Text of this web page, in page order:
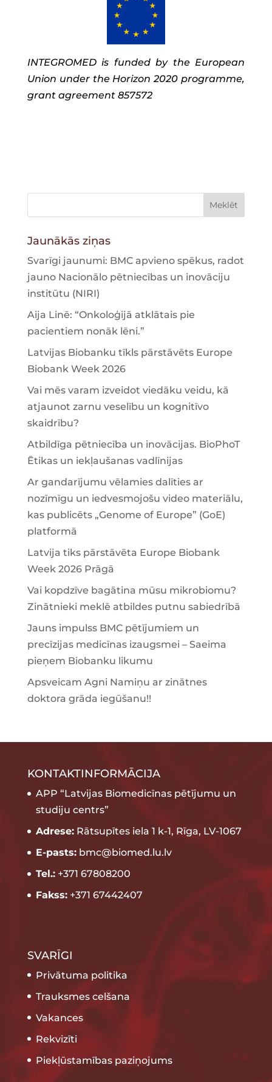
INTEGROMED is funded by the European
Union under the Horizon 2020 programme,
grant agreement 857572
Jaunākās ziņas
Svarīgi jaunumi: BMC apvieno spēkus, radot
jauno Nacionālo pētniecības un inovāciju
institūtu (NIRI)
Aija Linē: “Onkoloģijā atklātais pie
pacientiem nonāk lēni.”
Latvijas Biobanku tīkls pārstāvēts Europe
Biobank Week 2026
Vai mēs varam izveidot viedāku veidu, kā
atjaunot zarnu veselību un kognitīvo
skaidrību?
Atbildīga pētniecība un inovācijas. BioPhoT
Ētikas un iekļaušanas vadlīnijas
Ar gandarījumu vēlamies dalīties ar
nozīmīgu un iedvesmojošu video materiālu,
kas publicēts „Genome of Europe” (GoE)
platformā
Latvija tiks pārstāvēta Europe Biobank
Week 2026 Prāgā
Vai kopdzīve bagātina mūsu mikrobiomu?
Zinātnieki meklē atbildes putnu sabiedrībā
Jauns impulss BMC pētījumiem un
precīzijas medicīnas izaugsmei – Saeima
pieņem Biobanku likumu
Apsveicam Agni Namiņu ar zinātnes
doktora grāda iegūšanu!!
KONTAKTINFORMĀCIJA
APP “Latvijas Biomedicīnas pētījumu un
studiju centrs”
Adrese:Rātsupītes iela 1 k-1, Rīga, LV-1067
E-pasts:bmc@biomed.lu.lv
Tel.:+371 67808200
Fakss:+371 67442407
SVARĪGI
Privātuma politika
Trauksmes celšana
Vakances
Rekvizīti
Piekļūstamības paziņojums